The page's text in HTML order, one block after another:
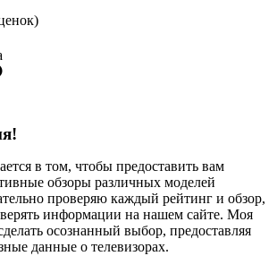
в том, чтобы предоставить вам
обзоры различных моделей
проверяю каждый рейтинг и обзор,
информации на нашем сайте. Моя
осознанный выбор, предоставляя
данные о телевизорах.